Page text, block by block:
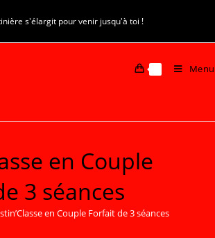
s'élargit pour venir jusqu'à toi !
Menu
en Couple
3 séances
en Couple Forfait de 3 séances